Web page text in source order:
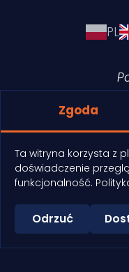
PL
+48 603
Zgoda
Ta witryna korzysta z
doświadczenie
funkcjonalność.
Odrzuć